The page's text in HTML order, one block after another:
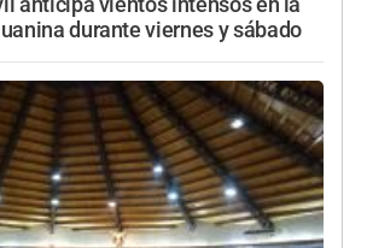
durante viernes y sábado